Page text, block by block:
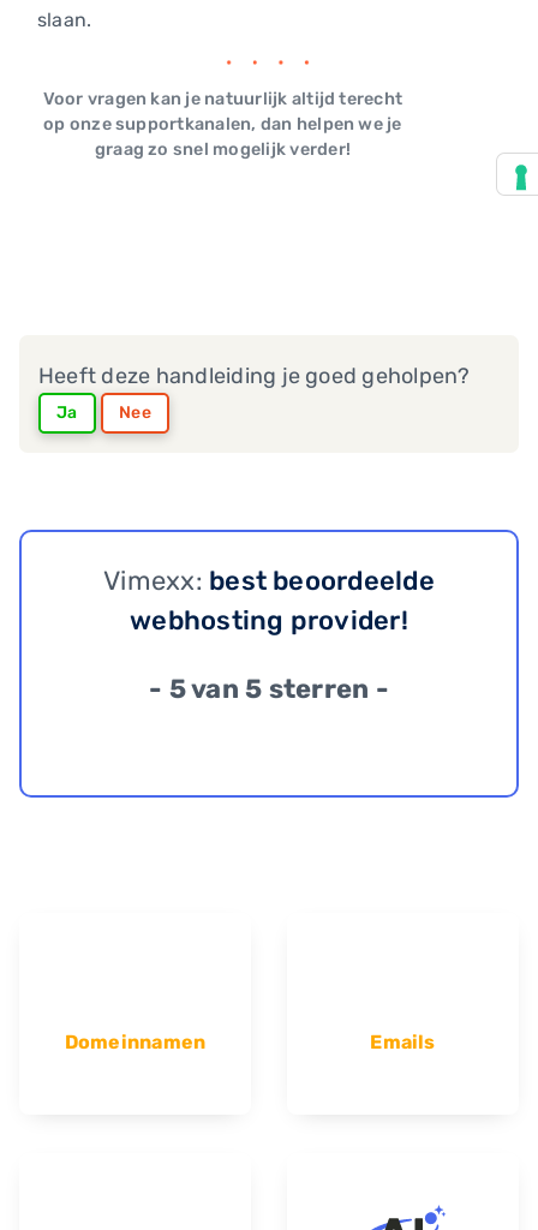
slaan.
Voor vragen kan je natuurlijk altijd terecht
op onze supportkanalen, dan helpen we je
graag zo snel mogelijk verder!
Heeft deze handleiding je goed geholpen?
Ja Nee
Vimexx: best beoordeelde
webhosting provider!
- 5 van 5 sterren -
Domeinnamen Emails